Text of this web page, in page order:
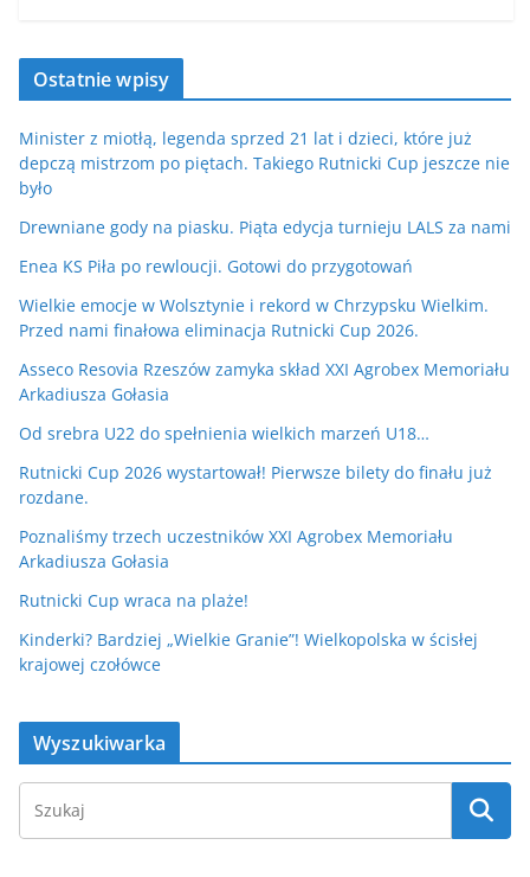
Ostatnie wpisy
Minister z miotłą, legenda sprzed 21 lat i dzieci, które już
depczą mistrzom po piętach. Takiego Rutnicki Cup jeszcze nie
było
Drewniane gody na piasku. Piąta edycja turnieju LALS za nami
Enea KS Piła po rewloucji. Gotowi do przygotowań
Wielkie emocje w Wolsztynie i rekord w Chrzypsku Wielkim.
Przed nami finałowa eliminacja Rutnicki Cup 2026.
Asseco Resovia Rzeszów zamyka skład XXI Agrobex Memoriału
Arkadiusza Gołasia
Od srebra U22 do spełnienia wielkich marzeń U18…
Rutnicki Cup 2026 wystartował! Pierwsze bilety do finału już
rozdane.
Poznaliśmy trzech uczestników XXI Agrobex Memoriału
Arkadiusza Gołasia
Rutnicki Cup wraca na plaże!
Kinderki? Bardziej „Wielkie Granie”! Wielkopolska w ścisłej
krajowej czołówce
Wyszukiwarka